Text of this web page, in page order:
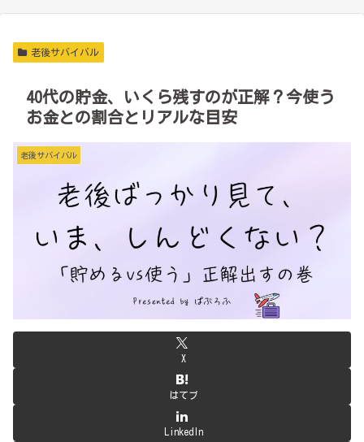
老後サバイバル
40代の貯金、いくら残すのが正解？今使う
お金との割合とリアルな目安
老後サバイバル
X
はてブ
LinkedIn